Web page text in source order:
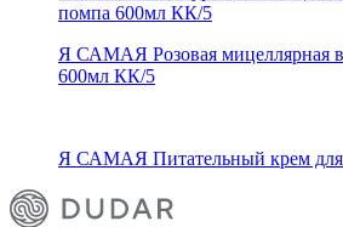
помпа 600мл КК/5
Я САМАЯ Розовая мицеллярная
600мл КК/5
Я САМАЯ Питательный крем